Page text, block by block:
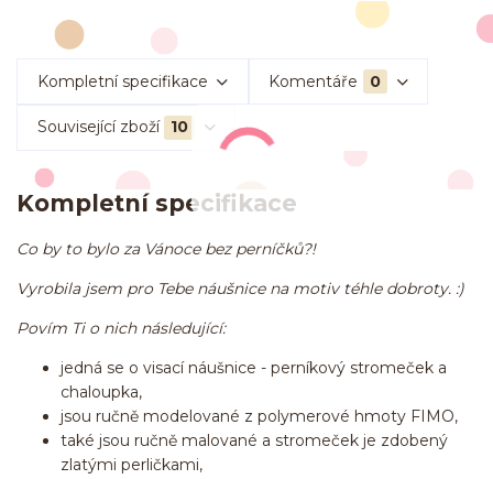
Kompletní specifikace Komentáře 0
Související zboží 10
Kompletní specifikace
Co by to bylo za Vánoce bez perníčků?!
Vyrobila jsem pro Tebe náušnice na motiv téhle dobroty. :)
Povím Ti o nich následující:
jedná se o visací náušnice - perníkový stromeček a
chaloupka,
jsou ručně modelované z polymerové hmoty FIMO,
také jsou ručně malované a stromeček je zdobený
zlatými perličkami,